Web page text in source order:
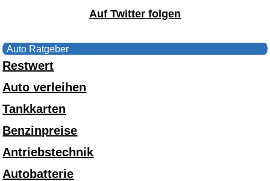
Auf Twitter folgen
Auto Ratgeber
Restwert
Auto verleihen
Tankkarten
Benzinpreise
Antriebstechnik
Autobatterie